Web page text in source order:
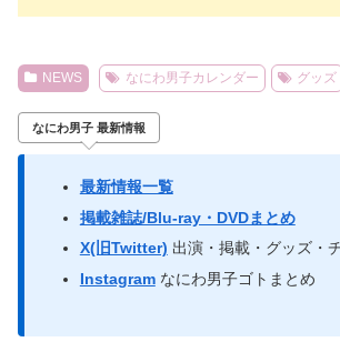
NEWS なにわ男子カレンダー グッズ
なにわ男子 最新情報
最新情報一覧
掲載雑誌/Blu-ray・DVDまとめ
X(旧Twitter) 出演・掲載・グッズ・
Instagramなにわ男子ゴトまとめ